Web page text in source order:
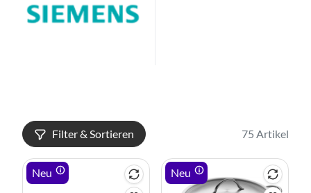
Filter & Sortieren 75 Artikel
Neu Neu